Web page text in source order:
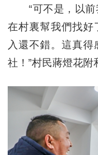
“可不是，以前
在村裏幫我們找好
入還不錯。這真
社！”村民蔣燈花附